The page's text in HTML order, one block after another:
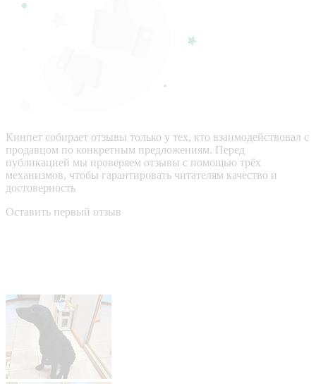
Кинпет собирает отзывы только у тех, кто взаимодействовал с
продавцом по конкретным предложениям. Перед
публикацией мы проверяем отзывы с помощью трёх
механизмов, чтобы гарантировать читателям качество и
достоверность
Оставить первый отзыв